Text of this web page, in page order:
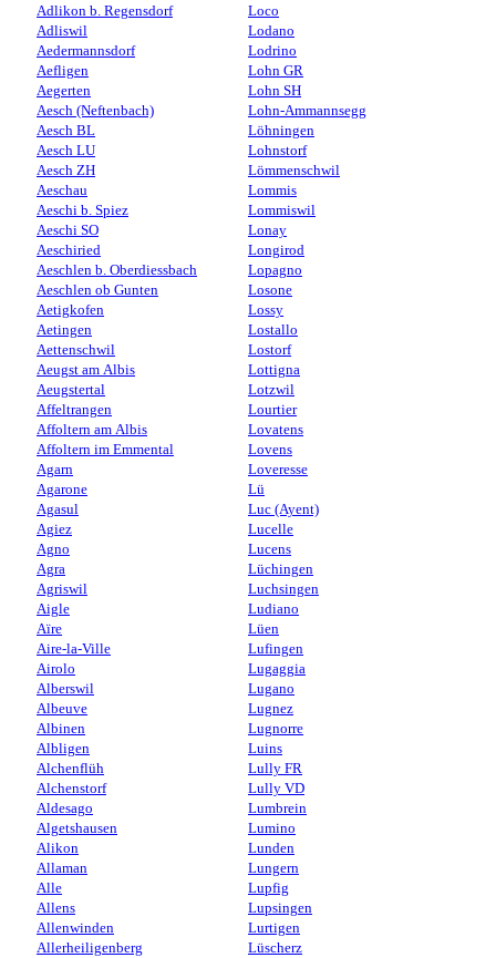
Adlikon b. Regensdorf
Adliswil
Aedermannsdorf
Aefligen
Aegerten
Aesch (Neftenbach)
Aesch BL
Aesch LU
Aesch ZH
Aeschau
Aeschi b. Spiez
Aeschi SO
Aeschiried
Aeschlen b. Oberdiessbach
Aeschlen ob Gunten
Aetigkofen
Aetingen
Aettenschwil
Aeugst am Albis
Aeugstertal
Affeltrangen
Affoltern am Albis
Affoltern im Emmental
Agarn
Agarone
Agasul
Agiez
Agno
Agra
Agriswil
Aigle
Aïre
Aire-la-Ville
Airolo
Alberswil
Albeuve
Albinen
Albligen
Alchenflüh
Alchenstorf
Aldesago
Algetshausen
Alikon
Allaman
Alle
Allens
Allenwinden
Allerheiligenberg
Loco
Lodano
Lodrino
Lohn GR
Lohn SH
Lohn-Ammannsegg
Löhningen
Lohnstorf
Lömmenschwil
Lommis
Lommiswil
Lonay
Longirod
Lopagno
Losone
Lossy
Lostallo
Lostorf
Lottigna
Lotzwil
Lourtier
Lovatens
Lovens
Loveresse
Lü
Luc (Ayent)
Lucelle
Lucens
Lüchingen
Luchsingen
Ludiano
Lüen
Lufingen
Lugaggia
Lugano
Lugnez
Lugnorre
Luins
Lully FR
Lully VD
Lumbrein
Lumino
Lunden
Lungern
Lupfig
Lupsingen
Lurtigen
Lüscherz